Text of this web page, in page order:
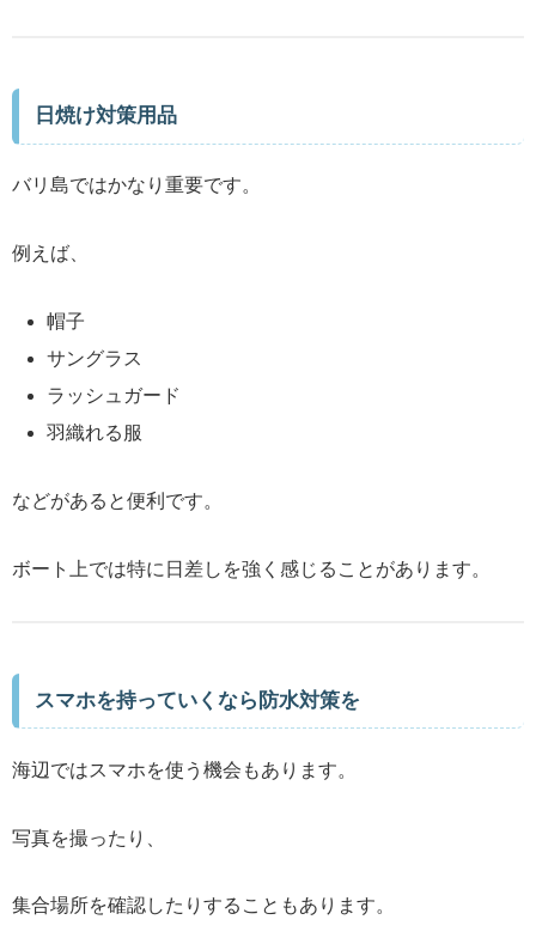
日焼け対策用品
バリ島ではかなり重要です。
例えば、
帽子
サングラス
ラッシュガード
羽織れる服
などがあると便利です。
ボート上では特に日差しを強く感じることがあります。
スマホを持っていくなら防水対策を
海辺ではスマホを使う機会もあります。
写真を撮ったり、
集合場所を確認したりすることもあります。